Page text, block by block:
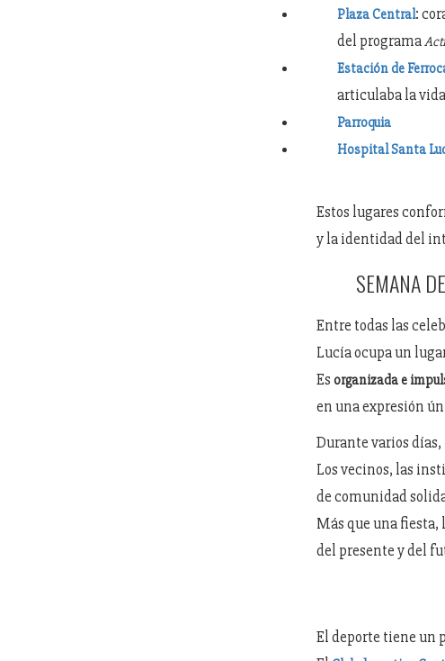
Plaza Central:
del programa
Estación de
articulaba la
Parroquia
Hospital Santa
Estos lugares
y la identidad del
SEMANA
Entre todas las
Lucía ocupa un
Es organizada e
en una expresión
Durante varios
Los vecinos, las
de comunidad
Más que una fiesta,
del presente y del
El deporte tiene un